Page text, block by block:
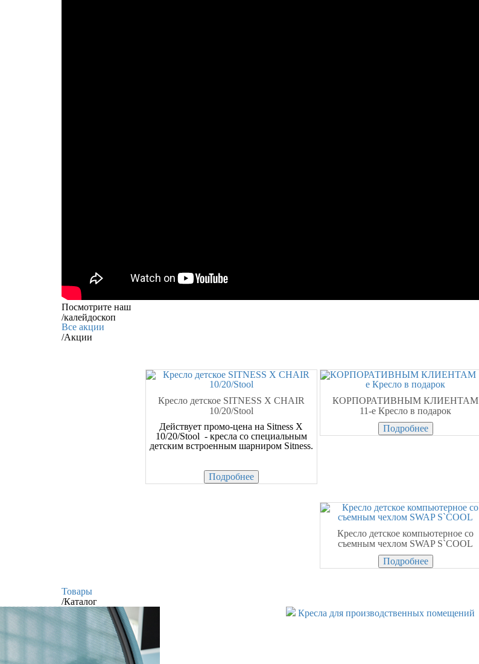
Посмотрите наш
/калейдоскоп
Все акции
/Акции
Кресло детское SITNESS X CHAIR
10/20/Stool
Действует промо-цена на Sitness X
10/20/Stool - кресла со специальным
детским встроенным шарниром Sitness.
Подробнее
КОРПОРАТИВНЫМ КЛИЕНТАМ
11-е Кресло в подарок
Подробнее
Кресло детское компьютерное со
съемным чехлом SWAP S`COOL
Подробнее
Товары
/Каталог
Кресла для производственных помещений